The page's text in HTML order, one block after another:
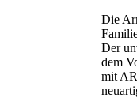
Die
Der
dem
mit